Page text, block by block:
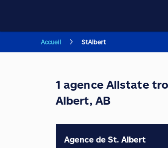
Accueil StAlbert
1 agence Allstate
Albert, AB
Agence de St. Albert